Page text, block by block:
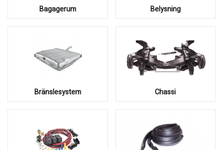
Bagagerum Belysning
Bränslesystem Chassi